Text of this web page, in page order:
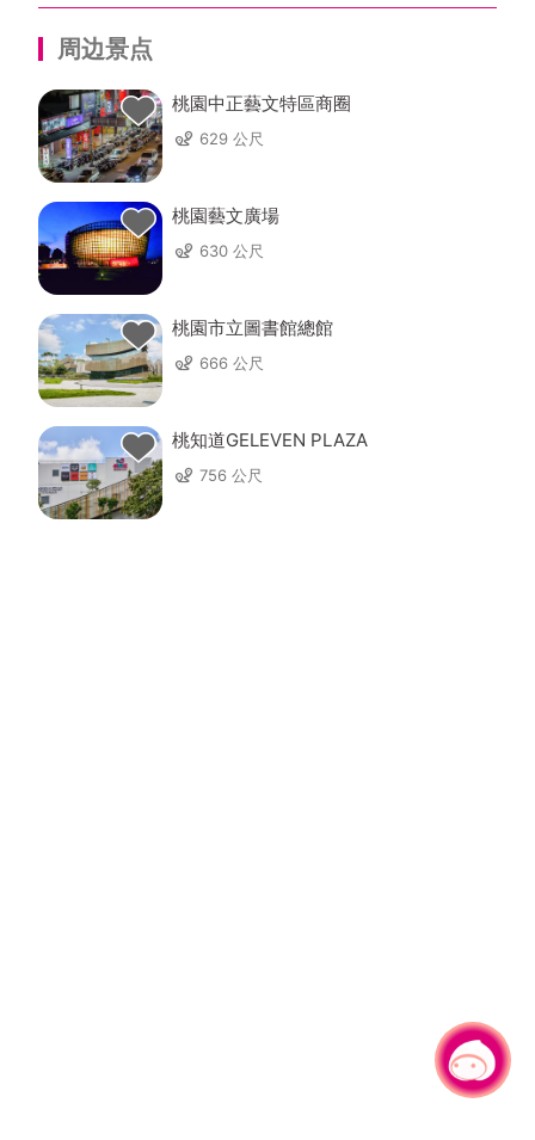
周边景点
桃園中正藝文特區商圈
629 公尺
桃園藝文廣場
630 公尺
桃園市立圖書館總館
666 公尺
桃知道GELEVEN PLAZA
756 公尺